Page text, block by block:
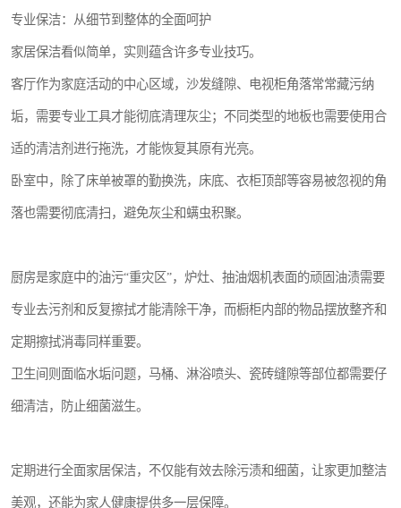
专业保洁：从细节到整体的全面呵护
家居保洁看似简单，实则蕴含许多专业技巧。
客厅作为家庭活动的中心区域，沙发缝隙、电视柜角落常常藏污纳
垢，需要专业工具才能彻底清理灰尘；不同类型的地板也需要使用合
适的清洁剂进行拖洗，才能恢复其原有光亮。
卧室中，除了床单被罩的勤换洗，床底、衣柜顶部等容易被忽视的角
落也需要彻底清扫，避免灰尘和螨虫积聚。
厨房是家庭中的油污“重灾区”，炉灶、抽油烟机表面的顽固油渍需要
专业去污剂和反复擦拭才能清除干净，而橱柜内部的物品摆放整齐和
定期擦拭消毒同样重要。
卫生间则面临水垢问题，马桶、淋浴喷头、瓷砖缝隙等部位都需要仔
细清洁，防止细菌滋生。
定期进行全面家居保洁，不仅能有效去除污渍和细菌，让家更加整洁
美观，还能为家人健康提供多一层保障。